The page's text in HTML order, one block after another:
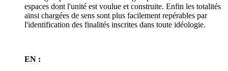
espaces dont l'unité est voulue et construite. Enfin les totalités
ainsi chargées de sens sont plus facilement repérables par
l'identification des finalités inscrites dans toute idéologie.
EN :